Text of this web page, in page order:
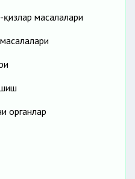
қизлар масалалари
органлар